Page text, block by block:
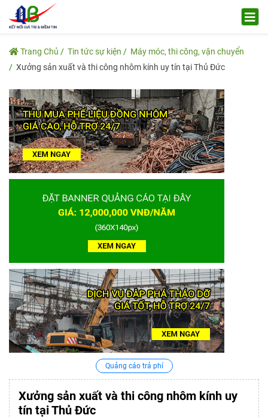
Trang Chủ Tin tức sự kiện
Máy móc, thi công, vận chuyển
Xưởng sản xuất và thi công nhôm kính uy tín tại Thủ Đức
Quảng cáo trả phí
Xưởng sản xuất và thi công nhôm kính uy
tín tại Thủ Đức